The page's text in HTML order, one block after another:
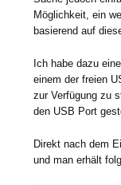
Möglichkeit, ein
basierend auf
Ich habe dazu
einem der freien
zur Verfügung zu
den USB Port
Direkt nach dem
und man erhält